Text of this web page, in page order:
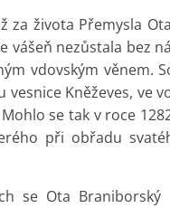
života Přemysla
vášeň nezůstala bez
vdovským věnem.
Kněževes, ve
se tak v roce
při obřadu
se Ota